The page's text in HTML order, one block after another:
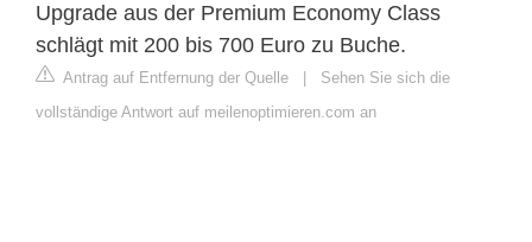
Upgrade aus der Premium Economy Class
schlägt mit 200 bis 700 Euro zu Buche.
Antrag auf Entfernung der Quelle
Sehen Sie sich die
vollständige Antwort auf meilenoptimieren.com an